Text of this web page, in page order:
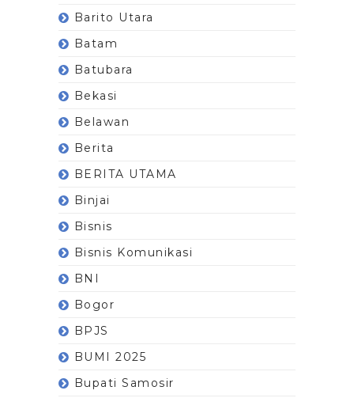
Barito Utara
Batam
Batubara
Bekasi
Belawan
Berita
BERITA UTAMA
Binjai
Bisnis
Bisnis Komunikasi
BNI
Bogor
BPJS
BUMI 2025
Bupati Samosir